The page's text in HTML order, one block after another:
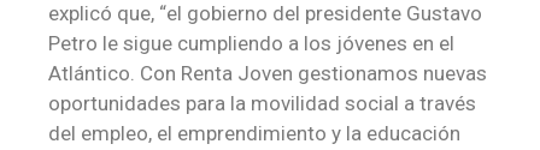
explicó que, “el gobierno del presidente Gustavo
Petro le sigue cumpliendo a los jóvenes en el
Atlántico. Con Renta Joven gestionamos nuevas
oportunidades para la movilidad social a través
del empleo, el emprendimiento y la educación